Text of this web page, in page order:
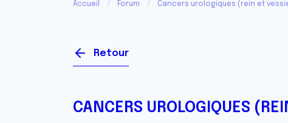
Accueil Forum Cancers urologiques (rein et
Retour
CANCERS UROLOGIQUES